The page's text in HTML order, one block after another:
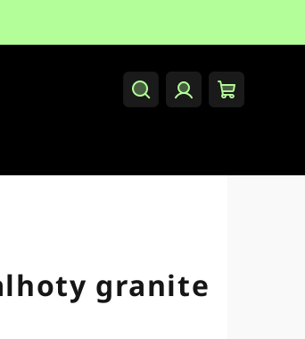
HledatPřihlášeníNákupní
granite